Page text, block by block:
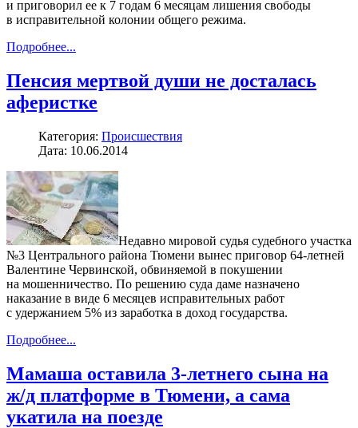
и приговорил ее к 7 годам 6 месяцам лишения свободы
в исправительной колонии общего режима.
Подробнее...
Пенсия мертвой души не досталась
аферистке
Категория: Происшествия
Дата: 10.06.2014
Недавно мировой судья судебного участка
№3 Центрального района Тюмени вынес приговор 64-летней
Валентине Червинской, обвиняемой в покушении
на мошенничество. По решению суда даме назначено
наказание в виде 6 месяцев исправительных работ
с удержанием 5% из заработка в доход государства.
Подробнее...
Мамаша оставила 3-летнего сына на
ж/д платформе в Тюмени, а сама
укатила на поезде